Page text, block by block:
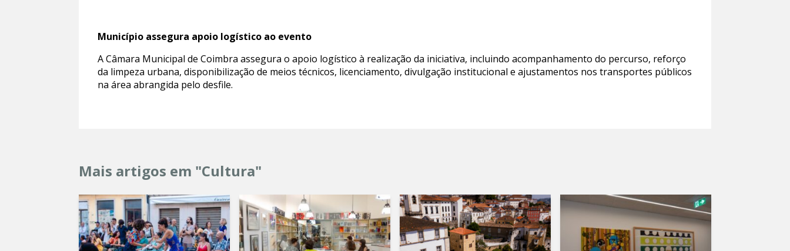
Município assegura apoio logístico ao evento
A Câmara Municipal de Coimbra assegura o apoio logístico à realização da iniciativa, incluindo acompanhamento do percurso, reforço
da limpeza urbana, disponibilização de meios técnicos, licenciamento, divulgação institucional e ajustamentos nos transportes públicos
na área abrangida pelo desfile.
Mais artigos em "Cultura"